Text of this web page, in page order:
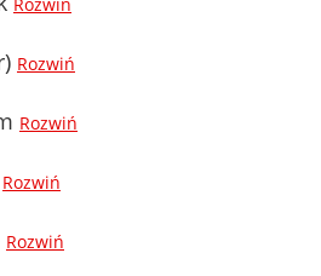
Rozwiń
Rozwiń
Rozwiń
Rozwiń
Rozwiń